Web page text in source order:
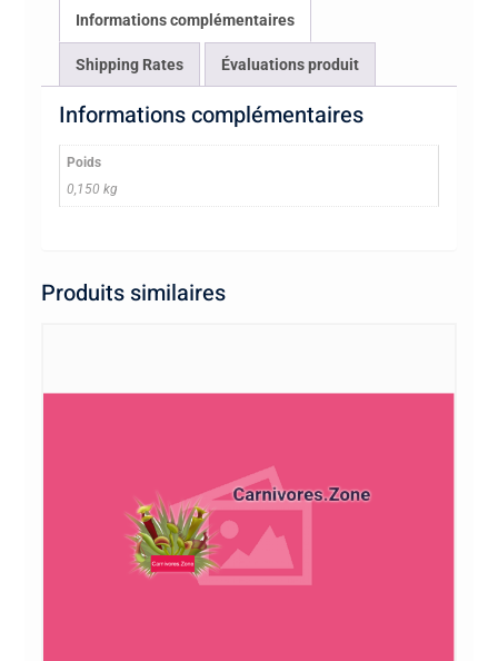
Informations complémentaires
Shipping Rates Évaluations produit
Informations complémentaires
Poids
0,150 kg
Produits similaires